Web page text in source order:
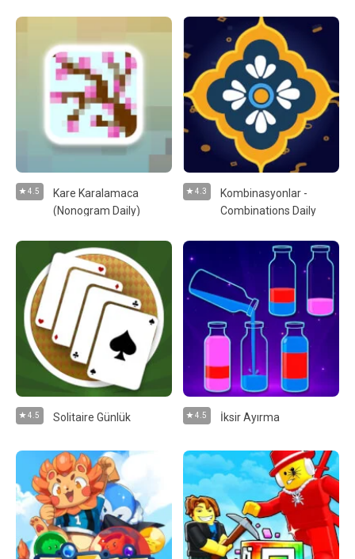
4.5
Kare Karalamaca
(Nonogram Daily)
4.3
Kombinasyonlar -
Combinations Daily
4.5 Solitaire Günlük 4.5 İksir Ayırma